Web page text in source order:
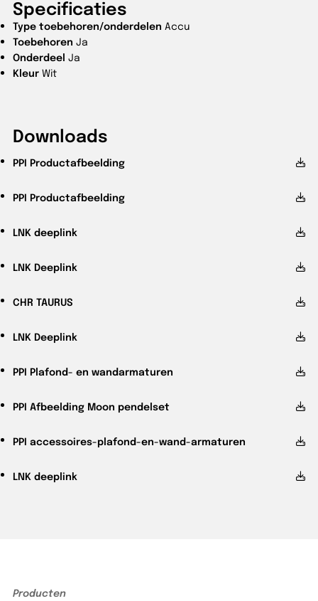
Specificaties
Type toebehoren/onderdelen Accu
Toebehoren Ja
Onderdeel Ja
Kleur Wit
Downloads
PPI Productafbeelding
PPI Productafbeelding
LNK deeplink
LNK Deeplink
CHR TAURUS
LNK Deeplink
PPI Plafond- en wandarmaturen
PPI Afbeelding Moon pendelset
PPI accessoires-plafond-en-wand-armaturen
LNK deeplink
Producten